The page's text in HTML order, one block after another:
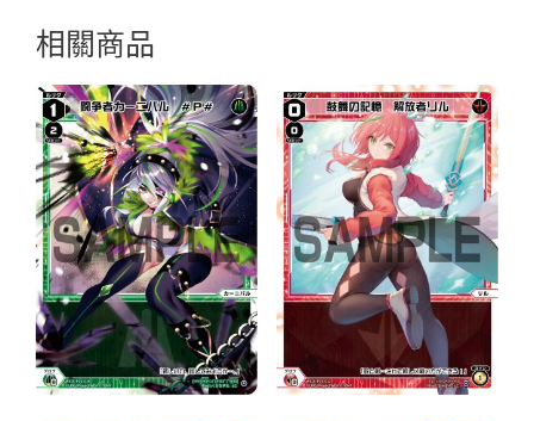
生：
獸
LV1
無
LB」
數
量
相關商品